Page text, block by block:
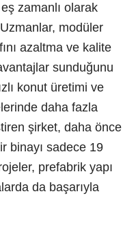
zamanlı olarak
modüler
azaltma ve kalite
sunduğunu
konut üretimi ve
daha fazla
şirket, daha önce
binayı sadece 19
prefabrik yapı
da başarıyla